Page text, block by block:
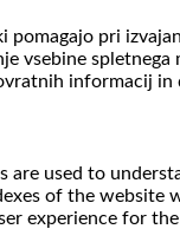
pomagajo pri
vsebine spletnega
informacij in
are used to
of the website
experience for